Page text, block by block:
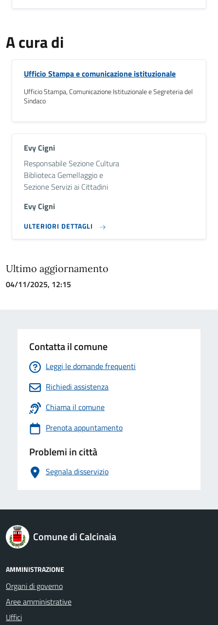
A cura di
Ufficio Stampa e comunicazione istituzionale
Ufficio Stampa, Comunicazione Istituzionale e Segreteria del
Sindaco
Evy Cigni
Descrizione breve
Responsabile Sezione Cultura
Biblioteca Gemellaggio e
Sezione Servizi ai Cittadini
Evy Cigni
ULTERIORI DETTAGLI
Ultimo aggiornamento
04/11/2025, 12:15
Contatta il comune
Leggi le domande frequenti
Richiedi assistenza
Chiama il comune
Prenota appuntamento
Problemi in città
Segnala disservizio
logo Unione Europea
Comune di Calcinaia
AMMINISTRAZIONE
Organi di governo
Aree amministrative
Uffici